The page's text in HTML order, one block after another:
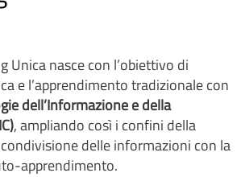
Unica nasce con l’obiettivo di
e l’apprendimento tradizionale con
dell’Informazione e della
, ampliando così i confini della
delle informazioni con la
apprendimento.